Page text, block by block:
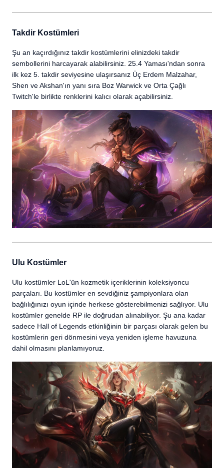
Takdir Kostümleri
Şu an kaçırdığınız takdir kostümlerini elinizdeki takdir
sembollerini harcayarak alabilirsiniz. 25.4 Yaması'ndan sonra
ilk kez 5. takdir seviyesine ulaşırsanız Üç Erdem Malzahar,
Shen ve Akshan'ın yanı sıra Boz Warwick ve Orta Çağlı
Twitch'le birlikte renklerini kalıcı olarak açabilirsiniz.
Ulu Kostümler
Ulu kostümler LoL'ün kozmetik içeriklerinin koleksiyoncu
parçaları. Bu kostümler en sevdiğiniz şampiyonlara olan
bağlılığınızı oyun içinde herkese gösterebilmenizi sağlıyor. Ulu
kostümler genelde RP ile doğrudan alınabiliyor. Şu ana kadar
sadece Hall of Legends etkinliğinin bir parçası olarak gelen bu
kostümlerin geri dönmesini veya yeniden işleme havuzuna
dahil olmasını planlamıyoruz.